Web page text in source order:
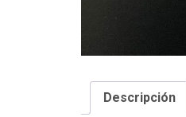
Descripción